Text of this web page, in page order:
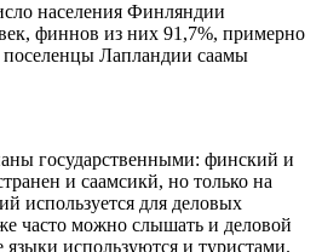
населения Финляндии
финнов из них 91,7%, примерно
Лапландии саамы
государственными: финский и
и саамсикй, но только на
используется для деловых
часто можно слышать и деловой
используются и туристами.